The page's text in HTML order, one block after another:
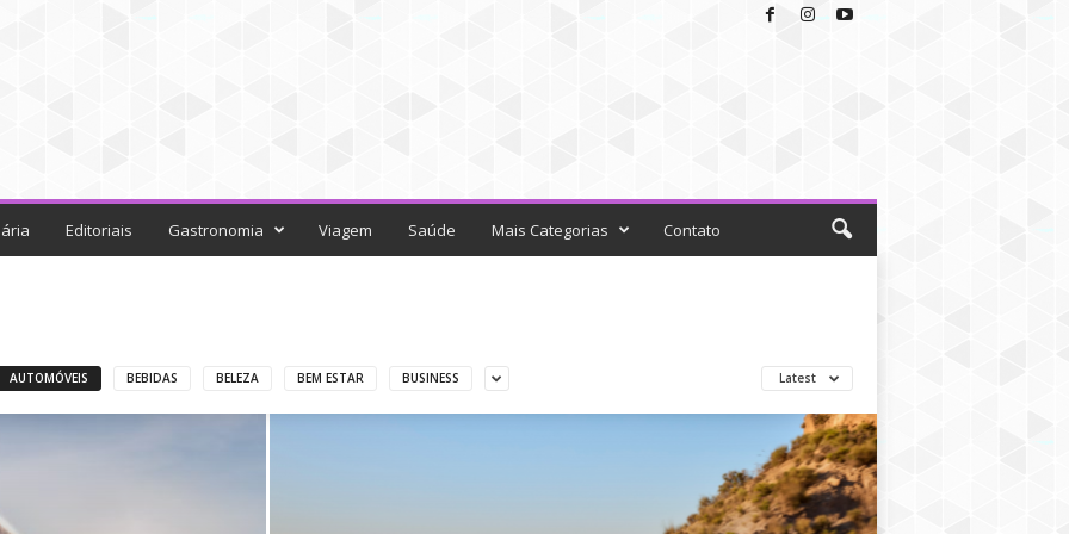
Editoriais Gastronomia Viagem Saúde Mais Categorias Contato
AUTOMÓVEIS BEBIDAS BELEZA BEM ESTAR BUSINESS Latest